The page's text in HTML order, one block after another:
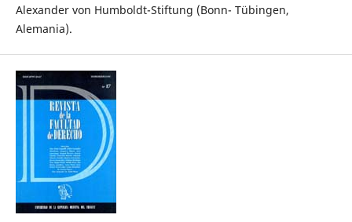
Alexander von Humboldt-Stiftung (Bonn- Tübingen,
Alemania).